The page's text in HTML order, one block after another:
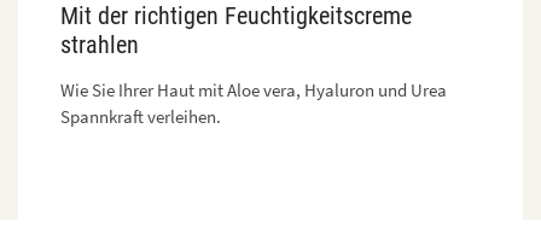
Mit der richtigen Feuchtigkeitscreme
strahlen
Wie Sie Ihrer Haut mit Aloe vera, Hyaluron und Urea
Spannkraft verleihen.